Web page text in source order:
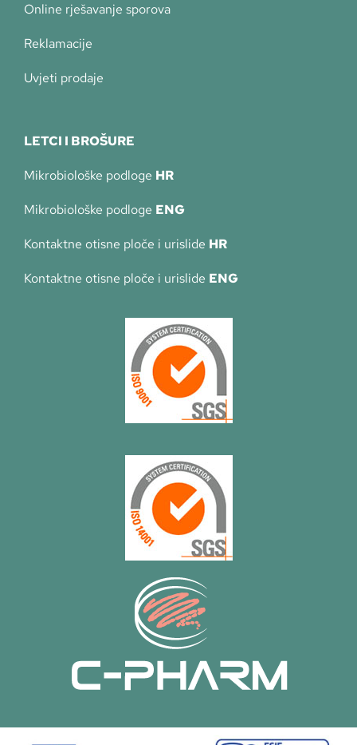
Online rješavanje sporova
Reklamacije
Uvjeti prodaje
LETCI I BROŠURE
Mikrobiološke podloge HR
Mikrobiološke podloge ENG
Kontaktne otisne ploče i urislide HR
Kontaktne otisne ploče i urislide ENG